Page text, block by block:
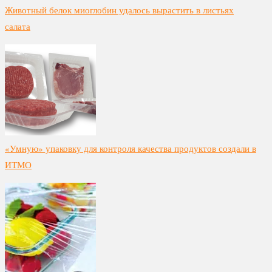
Животный белок миоглобин удалось вырастить в листьях
салата
«Умную» упаковку для контроля качества продуктов создали в
ИТМО